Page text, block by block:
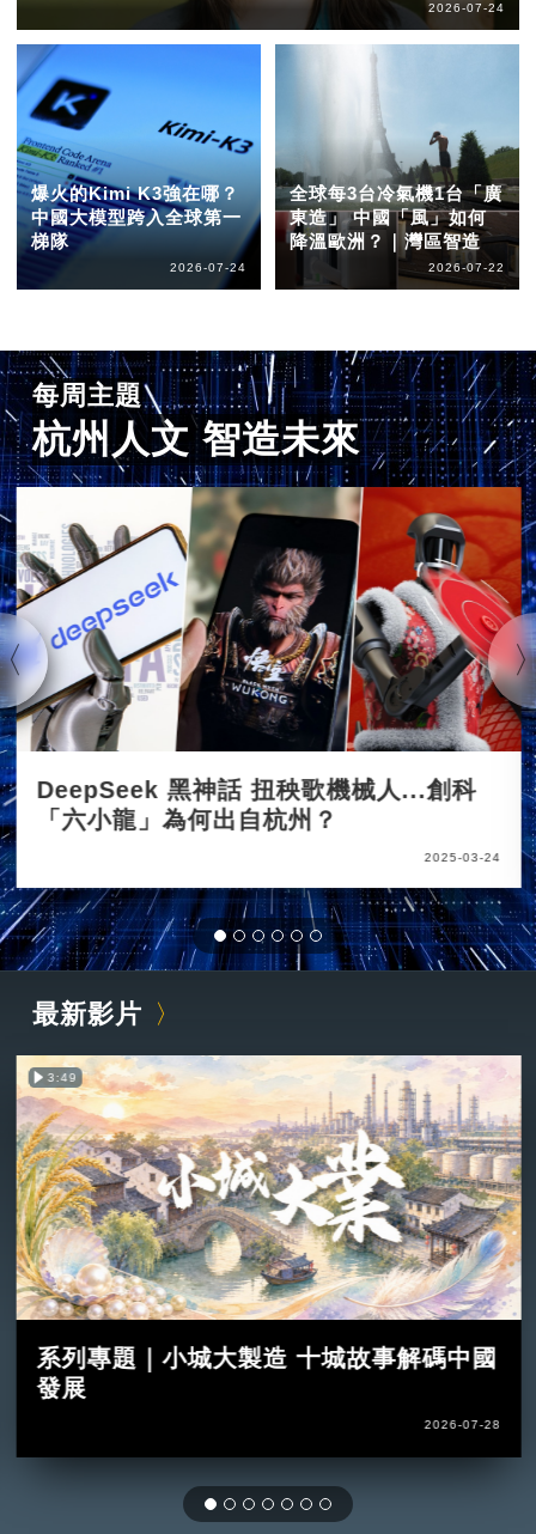
2026-07-24
爆火的Kimi K3強在哪？
中國大模型跨入全球第一
梯隊
2026-07-24
全球每3台冷氣機1台「廣
東造」 中國「風」如何
降溫歐洲？｜灣區智造
2026-07-22
每周主題
杭州人文 智造未來
DeepSeek 黑神話 扭秧歌機械人...創科
「六小龍」為何出自杭州？
2025-03-24
最新影片
3:49
系列專題｜小城大製造 十城故事解碼中國
發展
2026-07-28